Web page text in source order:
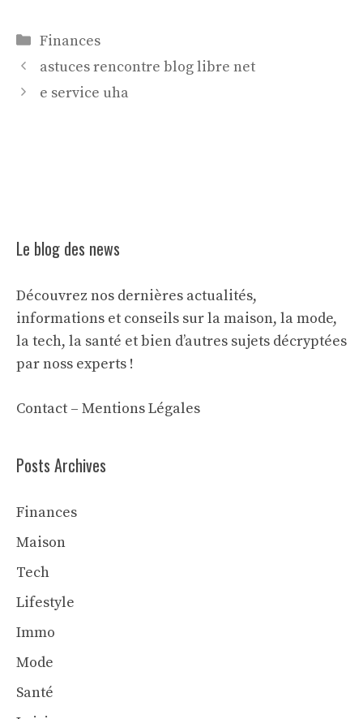
Catégories
Finances
astuces rencontre blog libre net
e service uha
Le blog des news
Découvrez nos dernières actualités,
informations et conseils sur la maison, la mode,
la tech, la santé et bien d’autres sujets décryptées
par noss experts !
Contact – Mentions Légales
Posts Archives
Finances
Maison
Tech
Lifestyle
Immo
Mode
Santé